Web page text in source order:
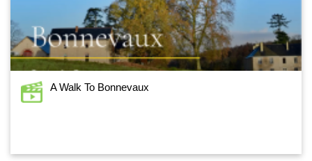
A Walk To Bonnevaux